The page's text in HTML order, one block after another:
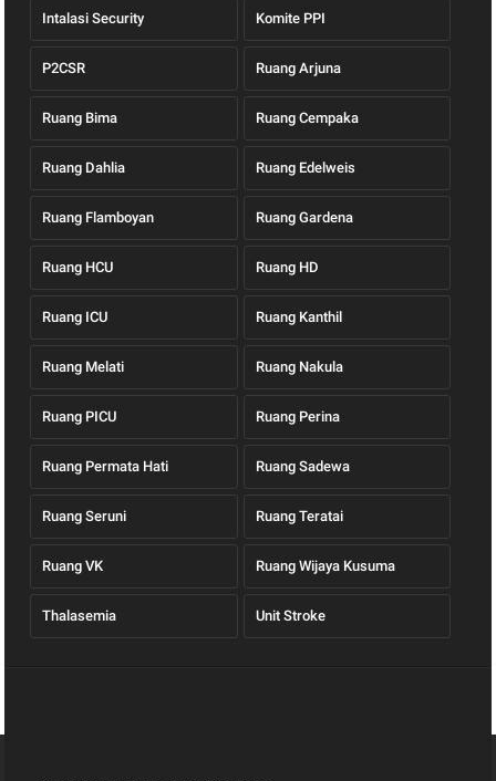
Intalasi Security Komite PPI
P2CSR Ruang Arjuna
Ruang Bima Ruang Cempaka
Ruang Dahlia Ruang Edelweis
Ruang Flamboyan Ruang Gardena
Ruang HCU Ruang HD
Ruang ICU Ruang Kanthil
Ruang Melati Ruang Nakula
Ruang PICU Ruang Perina
Ruang Permata Hati Ruang Sadewa
Ruang Seruni Ruang Teratai
Ruang VK Ruang Wijaya Kusuma
Thalasemia Unit Stroke